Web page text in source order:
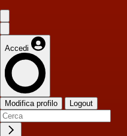
Accedi
Modifica profilo Logout